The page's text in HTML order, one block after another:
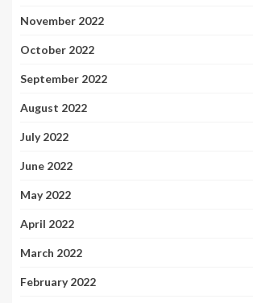
November 2022
October 2022
September 2022
August 2022
July 2022
June 2022
May 2022
April 2022
March 2022
February 2022